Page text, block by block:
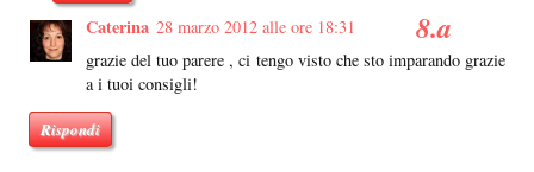
Caterina 28 marzo 2012 alle ore 18:31
grazie del tuo parere , ci tengo visto che sto imparando grazie
a i tuoi consigli!
Rispondi